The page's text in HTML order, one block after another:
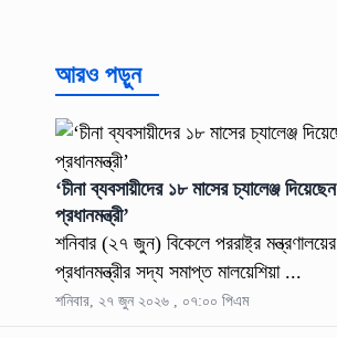
আরও পড়ুন
‘চীনা ব্যবসায়ীদের ১৮ মাসের চ্যালেঞ্জ দিয়েছেন
প্রধানমন্ত্রী’
শনিবার (২৭ জুন) বিকেলে পররাষ্ট্র মন্ত্রণালয়ের
প্রধানমন্ত্রীর সদ্য সমাপ্ত মালয়েশিয়া ...
শনিবার, ২৭ জুন ২০২৬ , ০৭:০০ পিএম